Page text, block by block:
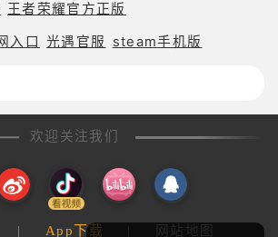
许你会发现新的惊喜！
一、被窝猫大作战官
战》官方网站：http
王者荣耀官方正版
入口 光遇官服 steam手机版
欢迎关注我们
| App下载 网站地图